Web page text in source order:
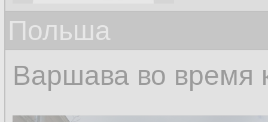
Польша
Варшава во время